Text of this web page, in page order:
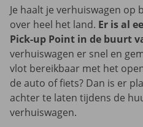
Je haalt je verhuiswagen op
over heel het land. Er is al
Pick-up Point in de buurt
verhuiswagen er snel en
vlot bereikbaar met het
de auto of fiets? Dan is er
achter te laten tijdens de
verhuiswagen.